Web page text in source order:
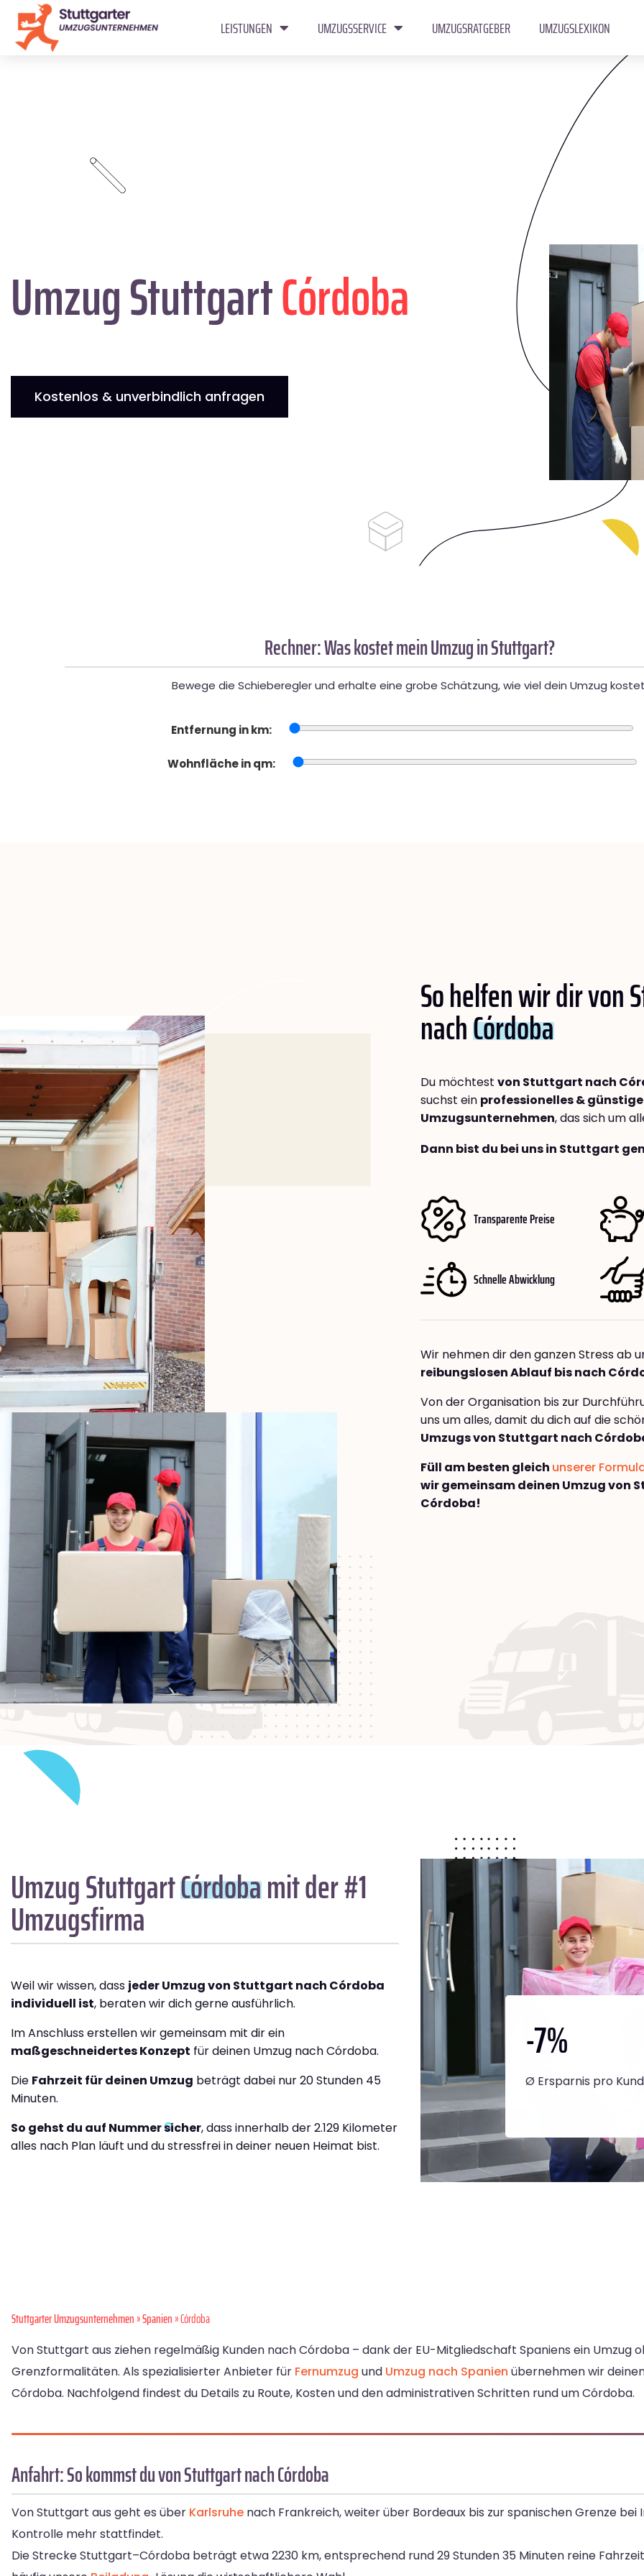
LEISTUNGEN UMZUGSSERVICE UMZUGSRATGEBER UMZUGSLEXIKON
Umzug StuttgartCórdoba
Kostenlos & unverbindlich anfragen
Rechner: Was kostet mein Umzug in Stuttgart?
Bewege die Schieberegler und erhalte eine grobe Schätzung, wie viel dein Umzug
Entfernung in km:
Wohnfläche in qm:
So helfen wir dir von
nachCórdoba
Du möchtest von Stuttgart nach
suchst ein professionelles &
Umzugsunternehmen, das sich um
Dann bist du bei uns in Stuttgart
Transparente Preise
Schnelle Abwicklung
Wir nehmen dir den ganzen Stress ab
reibungslosen Ablauf bis nach
Von der Organisation bis zur
uns um alles, damit du dich auf die
Umzugs von Stuttgart nach
Füll am besten gleich unserer
wir gemeinsam deinen Umzug von
Córdoba!
Umzug StuttgartCórdobamit der #1
Umzugsfirma
Weil wir wissen, dass jeder Umzug von Stuttgart nach Córdoba
individuell ist, beraten wir dich gerne ausführlich.
Im Anschluss erstellen wir gemeinsam mit dir ein
maßgeschneidertes Konzept für deinen Umzug nach Córdoba.
Die Fahrzeit für deinen Umzug beträgt dabei nur 20 Stunden 45
Minuten.
So gehst du auf Nummer sicher, dass innerhalb der 2.129 Kilometer
alles nach Plan läuft und du stressfrei in deiner neuen Heimat bist.
-7%
Ø Ersparnis pro
Stuttgarter Umzugsunternehmen»Spanien» Córdoba
Von Stuttgart aus ziehen regelmäßig Kunden nach Córdoba – dank der EU-Mitgliedschaft Spaniens ein Umzug
Grenzformalitäten. Als spezialisierter Anbieter für Fernumzug und Umzug nach Spanien übernehmen wir
Córdoba. Nachfolgend findest du Details zu Route, Kosten und den administrativen Schritten rund um Córdoba.
Anfahrt: So kommst du von Stuttgart nach Córdoba
Von Stuttgart aus geht es über Karlsruhe nach Frankreich, weiter über Bordeaux bis zur spanischen Grenze bei
Kontrolle mehr stattfindet.
Die Strecke Stuttgart–Córdoba beträgt etwa 2230 km, entsprechend rund 29 Stunden 35 Minuten reine